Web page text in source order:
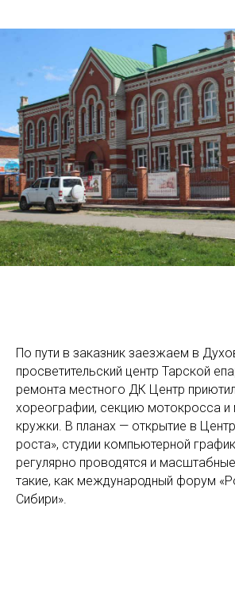
По пути в заказник заезжаем в
просветительский центр Тарской
ремонта местного ДК Центр
хореографии, секцию мотокросса и
кружки. В планах — открытие в
роста», студии компьютерной
регулярно проводятся и
такие, как международный форум
Сибири».